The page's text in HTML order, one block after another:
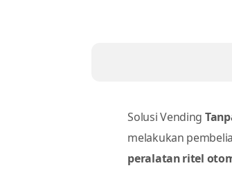
Solusi Vending
melakukan
peralatan ritel